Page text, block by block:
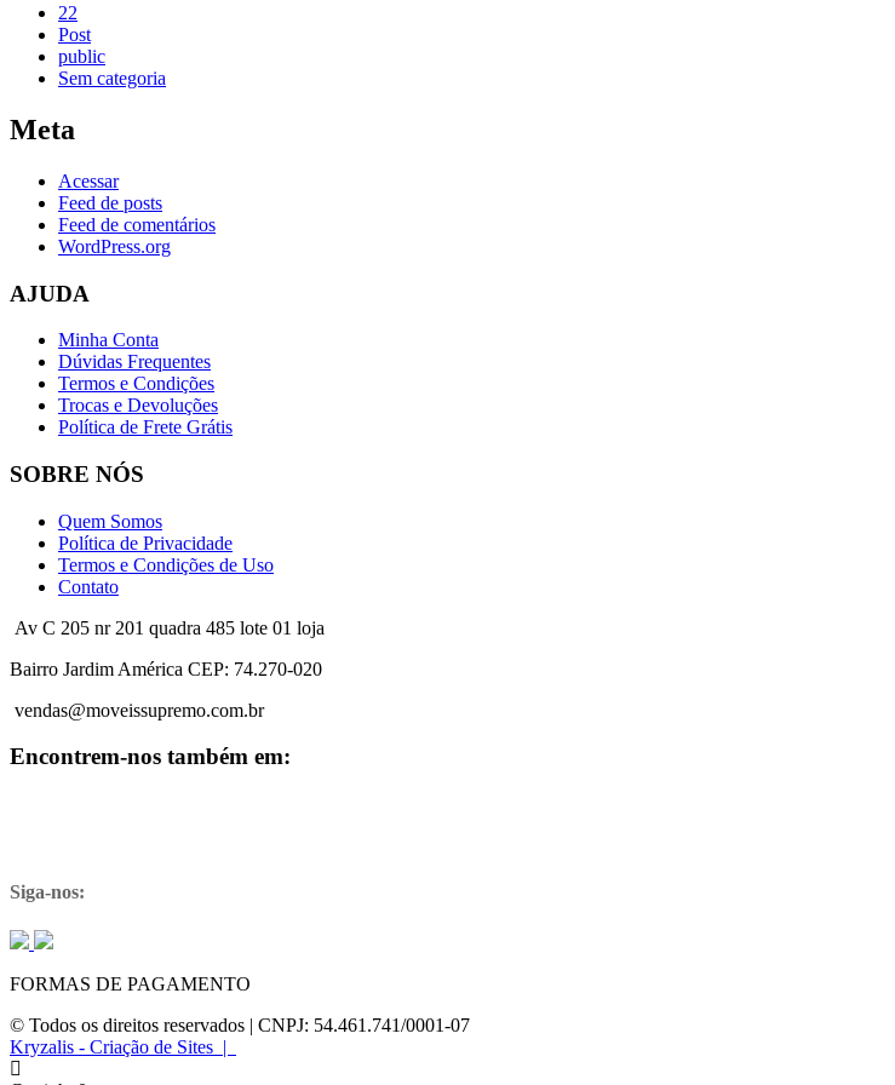
22
Post
public
Sem categoria
Meta
Acessar
Feed de posts
Feed de comentários
WordPress.org
AJUDA
Minha Conta
Dúvidas Frequentes
Termos e Condições
Trocas e Devoluções
Política de Frete Grátis
SOBRE NÓS
Quem Somos
Política de Privacidade
Termos e Condições de Uso
Contato
Av C 205 nr 201 quadra 485 lote 01 loja
Bairro Jardim América CEP: 74.270-020
vendas@moveissupremo.com.br
Encontrem-nos também em:
Siga-nos:
FORMAS DE PAGAMENTO
© Todos os direitos reservados | CNPJ: 54.461.741/0001-07
Kryzalis - Criação de Sites |